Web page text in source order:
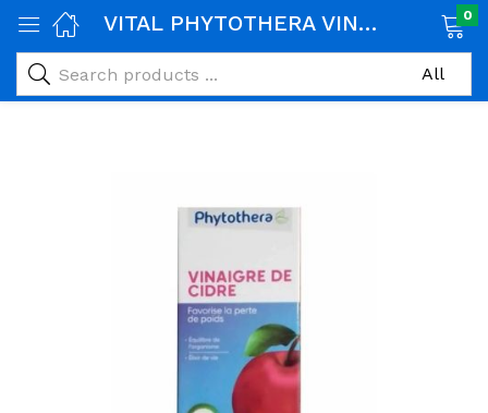
alimentaires)
VITAL PHYTOTHERA VINAIGRE DE CIDRE 250ML 0